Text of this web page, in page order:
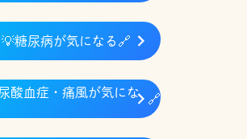
💡糖尿病が気になる 🔗
酸血症・痛風が気にな
🔗